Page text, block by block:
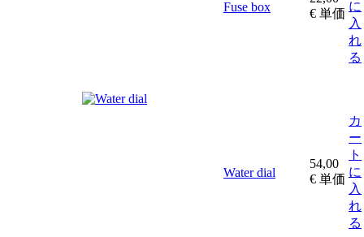
Fuse box
€ 単価
に
入
れ
る
Water dial
54,00
€ 単価
カ
ー
ト
に
入
れ
る